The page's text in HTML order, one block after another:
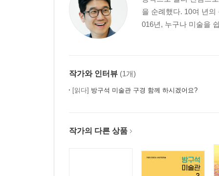
을 순례했다. 10여 년의
016년, 누구나 미술을
작가와 인터뷰 (1개)
[읽다] 방구석 미술관 구경 함께 하시겠어요?
작가의 다른 상품